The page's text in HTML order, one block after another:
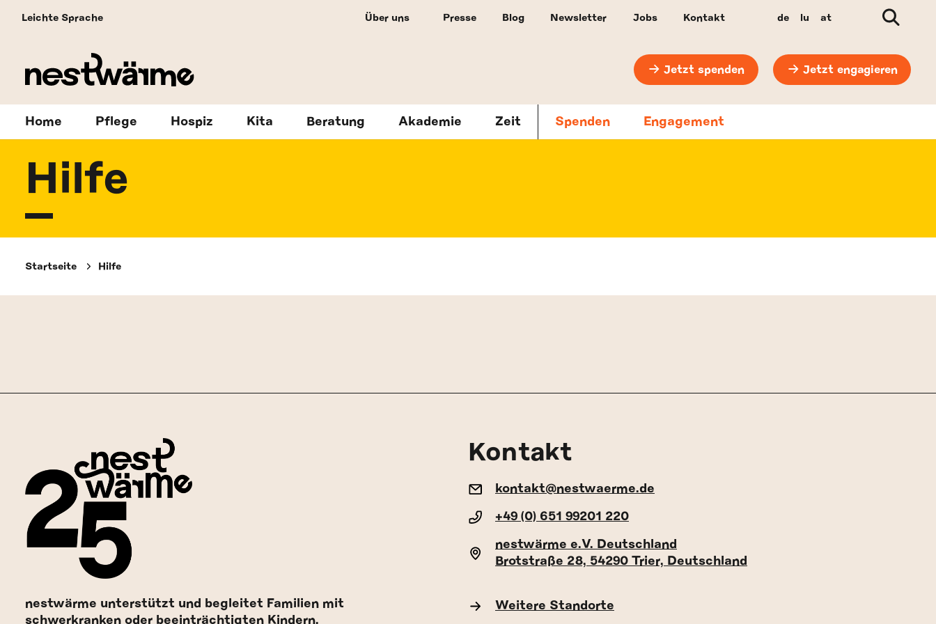
Leichte Sprache Über uns Presse Blog Newsletter Jobs Kontakt de lu at Suche
Jetzt spenden Jetzt engagieren
Home Pflege Hospiz Kita Beratung Akademie Zeit Spenden Engagement
Hilfe
Startseite Hilfe
nestwärme unterstützt und begleitet Familien mit
schwerkranken oder beeinträchtigten Kindern.
Kontakt
kontakt@nestwaerme.de
+49 (0) 651 99201 220
nestwärme e.V. Deutschland
Brotstraße 28, 54290 Trier, Deutschland
Weitere Standorte